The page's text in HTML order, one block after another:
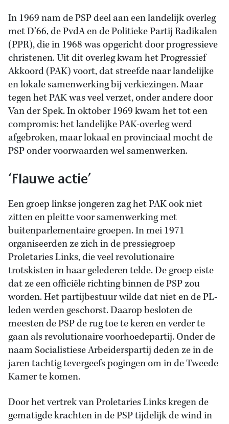
In 1969 nam de PSP deel aan een landelijk overleg
met D’66, de PvdA en de Politieke Partij Radikalen
(PPR), die in 1968 was opgericht door progressieve
christenen. Uit dit overleg kwam het Progressief
Akkoord (PAK) voort, dat streefde naar landelijke
en lokale samenwerking bij verkiezingen. Maar
tegen het PAK was veel verzet, onder andere door
Van der Spek. In oktober 1969 kwam het tot een
compromis: het landelijke PAK-overleg werd
afgebroken, maar lokaal en provinciaal mocht de
PSP onder voorwaarden wel samenwerken.
‘Flauwe actie’
Een groep linkse jongeren zag het PAK ook niet
zitten en pleitte voor samenwerking met
buitenparlementaire groepen. In mei 1971
organiseerden ze zich in de pressiegroep
Proletaries Links, die veel revolutionaire
trotskisten in haar gelederen telde. De groep eiste
dat ze een officiële richting binnen de PSP zou
worden. Het partijbestuur wilde dat niet en de PL-
leden werden geschorst. Daarop besloten de
meesten de PSP de rug toe te keren en verder te
gaan als revolutionaire voorhoedepartij. Onder de
naam Socialistiese Arbeiderspartij deden ze in de
jaren tachtig tevergeefs pogingen om in de Tweede
Kamer te komen.
Door het vertrek van Proletaries Links kregen de
gematigde krachten in de PSP tijdelijk de wind in